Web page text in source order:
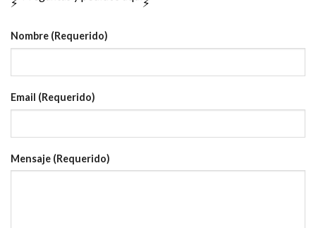
Nombre (Requerido)
Email (Requerido)
Mensaje (Requerido)